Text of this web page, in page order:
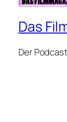
Das
Der